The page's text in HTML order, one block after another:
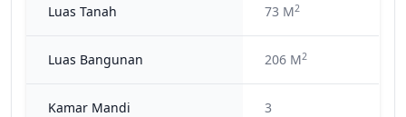
Luas Tanah 73 M2
Luas Bangunan 206 M2
Kamar Mandi 3